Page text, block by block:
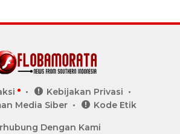
Kebijakan Privasi
Media Siber
Kode Etik
Dengan Kami